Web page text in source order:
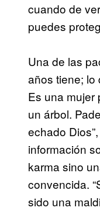
cuando de
puedes
Una de las
años tiene; lo
Es una mujer
un árbol.
echado
información
karma sino
convencida.
sido una